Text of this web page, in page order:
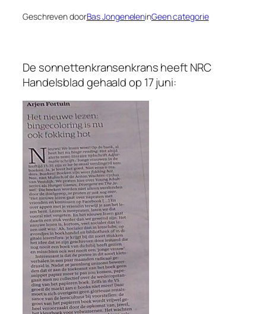
Geschreven doorBas JongeneleninGeen categorie
De sonnettenkransenkrans heeft NRC
Handelsblad gehaald op 17 juni: